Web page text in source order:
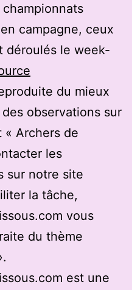
campagne, ceux
déroulés le week-
du mieux
observations sur
« Archers de
les
sur notre site
la tâche,
vous
du thème
est une